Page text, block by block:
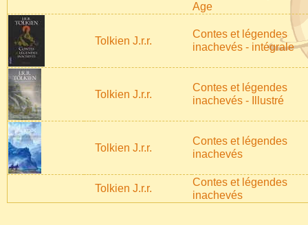
Age
Tolkien J.r.r.
Contes et légendes
inachevés - intégrale
Tolkien J.r.r.
Contes et légendes
inachevés - Illustré
Tolkien J.r.r.
Contes et légendes
inachevés
Tolkien J.r.r.
Contes et légendes
inachevés